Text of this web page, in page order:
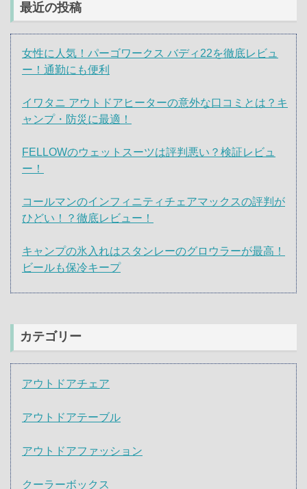
最近の投稿
女性に人気！パーゴワークス バディ22を徹底レビュ
ー！通勤にも便利
イワタニ アウトドアヒーターの意外な口コミとは？キ
ャンプ・防災に最適！
FELLOWのウェットスーツは評判悪い？検証レビュ
ー！
コールマンのインフィニティチェアマックスの評判が
ひどい！？徹底レビュー！
キャンプの氷入れはスタンレーのグロウラーが最高！
ビールも保冷キープ
カテゴリー
アウトドアチェア
アウトドアテーブル
アウトドアファッション
クーラーボックス